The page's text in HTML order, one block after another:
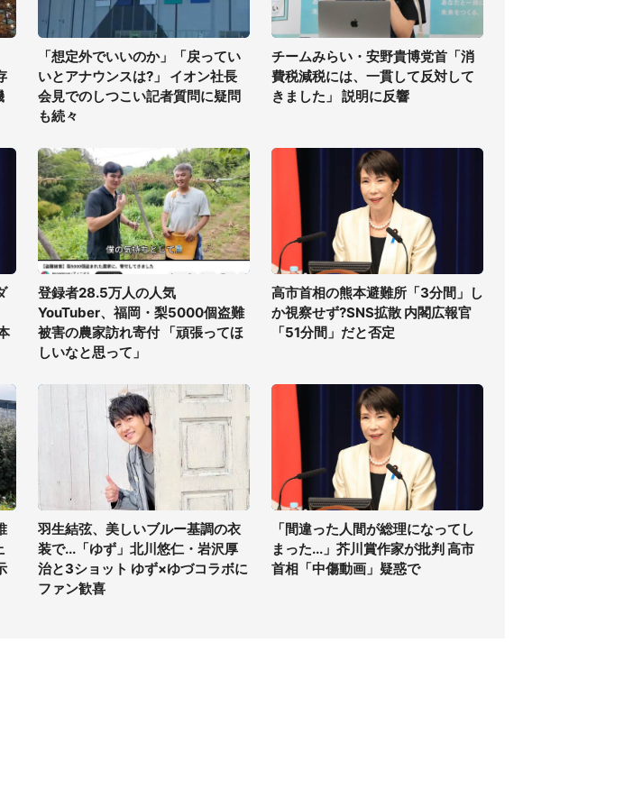
「想定外でいいのか」「戻ってい
いとアナウンスは?」 イオン社長
会見でのしつこい記者質問に疑問
も続々
チームみらい・安野貴博党首「消
費税減税には、一貫して反対して
きました」 説明に反響
登録者28.5万人の人気
YouTuber、福岡・梨5000個盗難
被害の農家訪れ寄付 「頑張ってほ
しいなと思って」
高市首相の熊本避難所「3分間」し
か視察せず?SNS拡散 内閣広報官
「51分間」だと否定
羽生結弦、美しいブルー基調の衣
装で...「ゆず」北川悠仁・岩沢厚
治と3ショット ゆず×ゆづコラボに
ファン歓喜
「間違った人間が総理になってし
まった...」芥川賞作家が批判 高市
首相「中傷動画」疑惑で